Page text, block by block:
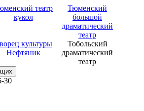
театр
кукол
Тюменский
большой
драматический
театр
культуры
Нефтяник
Тобольский
драматический
театр
30